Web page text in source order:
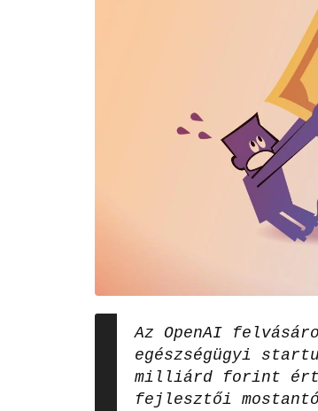
Az OpenAI
egészségügyi
milliárd forint
fejlesztői